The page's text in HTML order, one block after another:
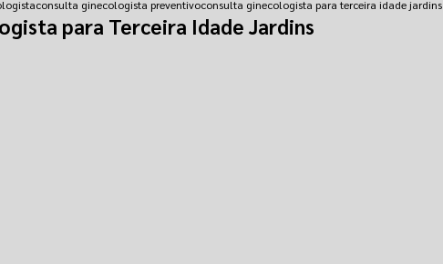
consulta ginecologista preventivoconsulta ginecologista para terceira idade jardins
para Terceira Idade Jardins